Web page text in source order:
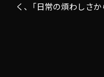
く、「日常の煩わしさ